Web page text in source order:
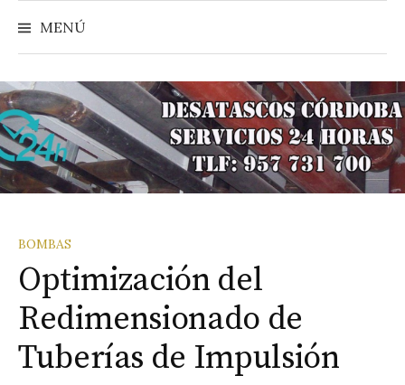
al
contenido
MENÚ
BOMBAS
Optimización del
Redimensionado de
Tuberías de Impulsión